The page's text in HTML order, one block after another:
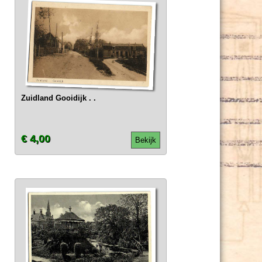
Zuidland Gooidijk . .
Bekijk
€ 4,00